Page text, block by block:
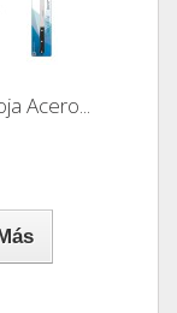
Acero...